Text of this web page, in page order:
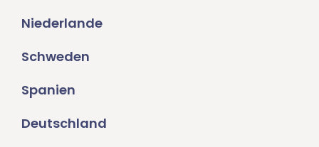
Niederlande
Schweden
Spanien
Deutschland